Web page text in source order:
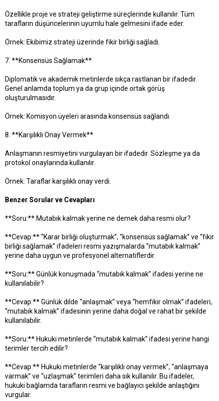
Özellikle proje ve strateji geliştirme süreçlerinde kullanılır. Tüm
tarafların düşüncelerinin uyumlu hale gelmesini ifade eder.
Örnek: Ekibimiz strateji üzerinde fikir birliği sağladı.
7. **Konsensüs Sağlamak**
Diplomatik ve akademik metinlerde sıkça rastlanan bir ifadedir.
Genel anlamda toplum ya da grup içinde ortak görüş
oluşturulmasıdır.
Örnek: Komisyon üyeleri arasında konsensüs sağlandı.
8. **Karşılıklı Onay Vermek**
Anlaşmanın resmiyetini vurgulayan bir ifadedir. Sözleşme ya da
protokol onaylarında kullanılır.
Örnek: Taraflar karşılıklı onay verdi.
Benzer Sorular ve Cevapları
**Soru:** Mutabık kalmak yerine ne demek daha resmi olur?
**Cevap:** “Karar birliği oluşturmak”, “konsensüs sağlamak” ve “fikir
birliği sağlamak” ifadeleri resmi yazışmalarda “mutabık kalmak”
yerine daha uygun ve profesyonel alternatiflerdir.
**Soru:** Günlük konuşmada “mutabık kalmak” ifadesi yerine ne
kullanılabilir?
**Cevap:** Günlük dilde “anlaşmak” veya “hemfikir olmak” ifadeleri,
“mutabık kalmak” ifadesinin yerine daha doğal ve rahat bir şekilde
kullanılabilir.
**Soru:** Hukuki metinlerde “mutabık kalmak” ifadesi yerine hangi
terimler tercih edilir?
**Cevap:** Hukuki metinlerde “karşılıklı onay vermek”, “anlaşmaya
varmak” ve “uzlaşmak” terimleri daha sık kullanılır. Bu ifadeler,
hukuki bağlamda tarafların resmi ve bağlayıcı şekilde anlaştığını
vurgular.